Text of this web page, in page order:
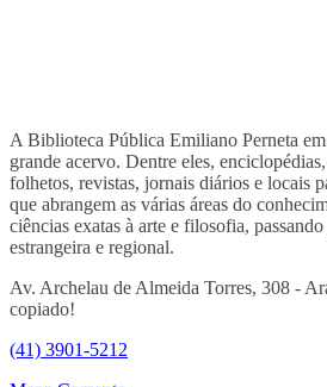
A Biblioteca Pública Emiliano Perneta
grande acervo. Dentre eles,
folhetos, revistas, jornais diários e locais
que abrangem as várias áreas do
ciências exatas à arte e filosofia,
estrangeira e regional.
Av. Archelau de Almeida Torres, 308 -
copiado!
(41) 3901-5212